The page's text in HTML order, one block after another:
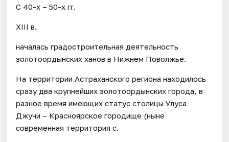
С 40-х – 50-х гг.
XIII в.
началась градостроительная деятельность
золотоордынских ханов в Нижнем Поволжье.
На территории Астраханского региона находилось
сразу два крупнейших золотоордынских города, в
разное время имеющих статус столицы Улуса
Джучи – Красноярское городище (ныне
современная территория с.